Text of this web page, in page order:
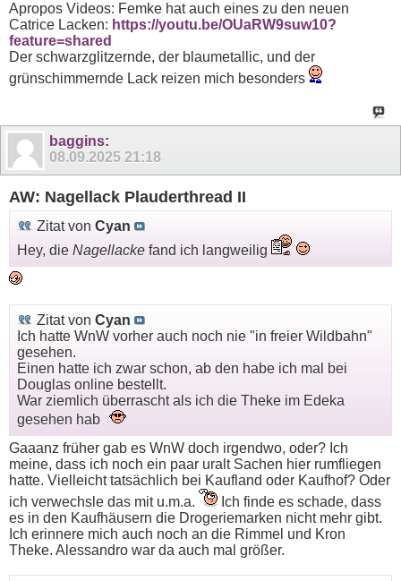
Apropos Videos: Femke hat auch eines zu den neuen
Catrice Lacken: https://youtu.be/OUaRW9suw10?
feature=shared
Der schwarzglitzernde, der blaumetallic, und der
grünschimmernde Lack reizen mich besonders
baggins:
08.09.2025 21:18
AW: Nagellack Plauderthread II
Zitat von Cyan
Hey, die Nagellacke fand ich langweilig
Zitat von Cyan
Ich hatte WnW vorher auch noch nie "in freier Wildbahn"
gesehen.
Einen hatte ich zwar schon, ab den habe ich mal bei
Douglas online bestellt.
War ziemlich überrascht als ich die Theke im Edeka
gesehen hab
Gaaanz früher gab es WnW doch irgendwo, oder? Ich
meine, dass ich noch ein paar uralt Sachen hier rumfliegen
hatte. Vielleicht tatsächlich bei Kaufland oder Kaufhof? Oder
ich verwechsle das mit u.m.a.
Ich finde es schade, dass
es in den Kaufhäusern die Drogeriemarken nicht mehr gibt.
Ich erinnere mich auch noch an die Rimmel und Kron
Theke. Alessandro war da auch mal größer.